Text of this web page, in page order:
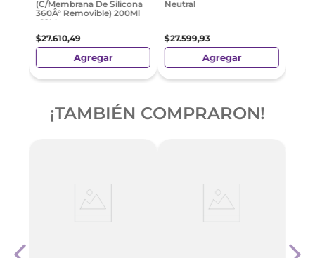
(C/Membrana De Silicona
360Â° Removible) 200Ml
+12M
$27.610,49
Agregar
Neutral
$27.599,93
Agregar
¡TAMBIÉN COMPRARON!